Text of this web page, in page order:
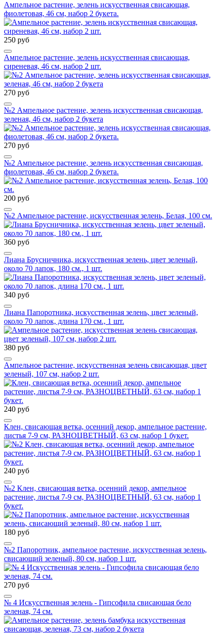
Ампельное растение, зелень искусственная свисающая,
фиолетовая, 46 см, набор 2 букета.
250 руб
Ампельное растение, зелень искусственная свисающая,
сиреневая, 46 см, набор 2 шт.
270 руб
№2 Ампельное растение, зелень искусственная свисающая,
зеленая, 46 см, набор 2 букета
270 руб
№2 Ампельное растение, зелень искусственная свисающая,
фиолетовая, 46 см, набор 2 букета.
200 руб
№2 Ампельное растение, искусственная зелень, Белая, 100 см.
360 руб
Лиана Брусничника, искусственная зелень, цвет зеленый,
около 70 лапок, 180 см., 1 шт.
340 руб
Лиана Папоротника, искусственная зелень, цвет зеленый,
около 70 лапок, длина 170 см., 1 шт.
380 руб
Ампельное растение, искусственная зелень свисающая, цвет
зеленый, 107 см, набор 2 шт.
240 руб
Клен, свисающая ветка, осенний декор, ампельное растение,
листья 7-9 см, РАЗНОЦВЕТНЫЙ, 63 см, набор 1 букет.
240 руб
№2 Клен, свисающая ветка, осенний декор, ампельное
растение, листья 7-9 см, РАЗНОЦВЕТНЫЙ, 63 см, набор 1
букет.
180 руб
№2 Папоротник, ампельное растение, искусственная зелень,
свисающий зеленый, 80 см, набор 1 шт.
270 руб
№ 4 Искусственная зелень - Гипсофила свисающая бело
зеленая, 74 см.